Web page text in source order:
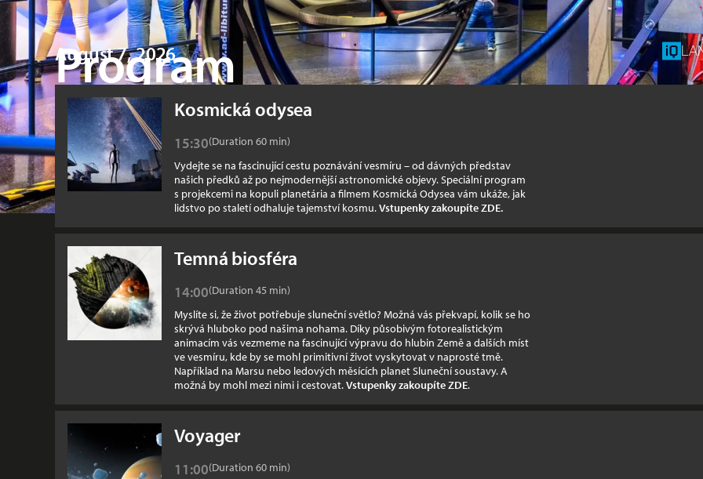
Program
August 7, 2026
Kosmická odysea
Show times
15:30(Duration 60 min)
Vydejte se na fascinující cestu poznávání vesmíru – od dávných představ
našich předků až po nejmodernější astronomické objevy. Speciální program
s projekcemi na kopuli planetária a filmem Kosmická Odysea vám ukáže, jak
lidstvo po staletí odhaluje tajemství kosmu.Vstupenky zakoupíte ZDE.
Temná biosféra
Show times
14:00(Duration 45 min)
Myslíte si, že život potřebuje sluneční světlo? Možná vás překvapí, kolik se ho
skrývá hluboko pod našima nohama. Díky působivým fotorealistickým
animacím vás vezmeme na fascinující výpravu do hlubin Země a dalších míst
ve vesmíru, kde by se mohl primitivní život vyskytovat v naprosté tmě.
Například na Marsu nebo ledových měsících planet Sluneční soustavy. A
možná by mohl mezi nimi i cestovat.Vstupenky zakoupíte ZDE.
Voyager
Show times
11:00(Duration 60 min)